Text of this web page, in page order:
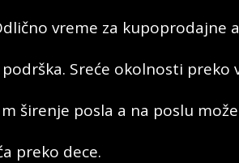
vreme za kupoprodajne
podrška. Sreće okolnosti preko
širenje posla a na poslu
preko dece.